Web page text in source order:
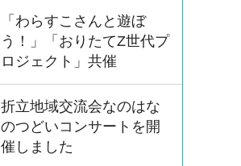
「わらすこさんと遊ぼ
う！」「おりたてZ世代プ
ロジェクト」共催
折立地域交流会なのはな
のつどいコンサートを開
催しました